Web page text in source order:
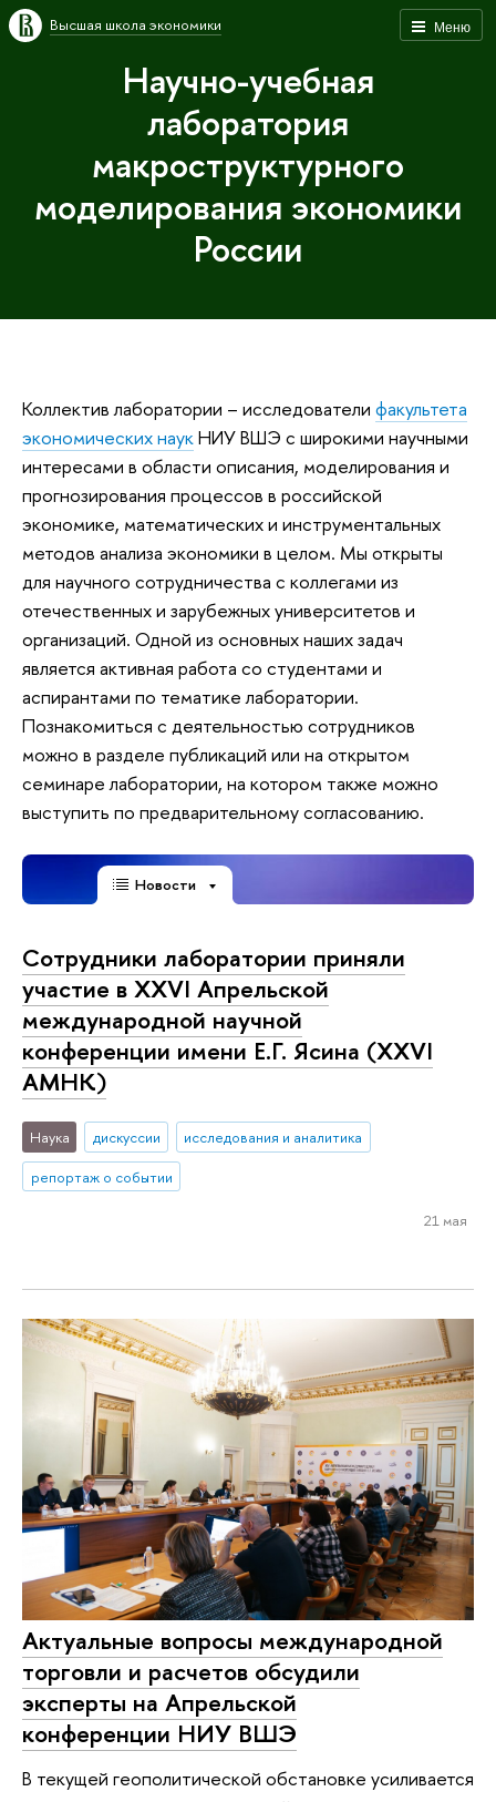
Меню
Высшая школа экономики
Научно-учебная
лаборатория
макроструктурного
моделирования экономики
России
Коллектив лаборатории – исследователи факультета
экономических наукНИУ ВШЭ с широкими научными
интересами в области описания, моделирования и
прогнозирования процессов в российской
экономике, математических и инструментальных
методов анализа экономики в целом. Мы открыты
для научного сотрудничества с коллегами из
отечественных и зарубежных университетов и
организаций. Одной из основных наших задач
является активная работа со студентами и
аспирантами по тематике лаборатории.
Познакомиться с деятельностью сотрудников
можно в разделе публикаций или на открытом
семинаре лаборатории, на котором также можно
выступить по предварительному согласованию.
Новости
Сотрудники лаборатории приняли
участие в XXVI Апрельской
международной научной
конференции имени Е.Г. Ясина (XXVI
АМНК)
Наука дискуссии
исследования и аналитика
репортаж о событии
21 мая
Актуальные вопросы международной
торговли и расчетов обсудили
эксперты на Апрельской
конференции НИУ ВШЭ
В текущей геополитической обстановке усиливается